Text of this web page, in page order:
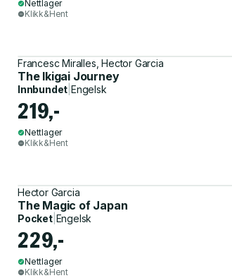
Nettlager
Klikk&Hent
Francesc Miralles, Hector Garcia
The Ikigai Journey
Innbundet |Engelsk
219,-
Nettlager
Klikk&Hent
Hector Garcia
The Magic of Japan
Pocket| Engelsk
229,-
Nettlager
Klikk&Hent